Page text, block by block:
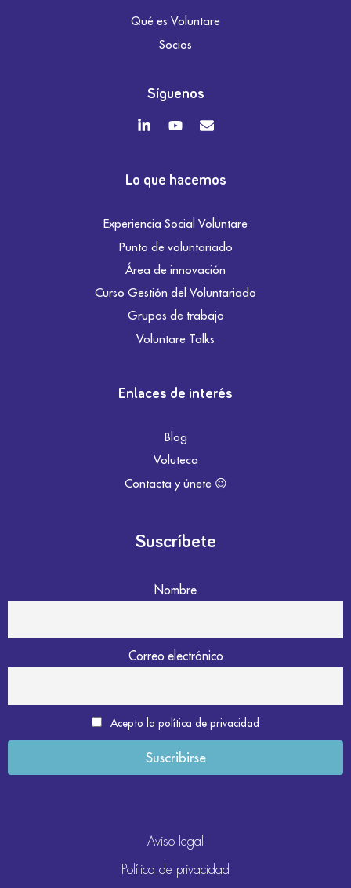
Qué es Voluntare
Socios
Síguenos
Lo que hacemos
Experiencia Social Voluntare
Punto de voluntariado
Área de innovación
Curso Gestión del Voluntariado
Grupos de trabajo
Voluntare Talks
Enlaces de interés
Blog
Voluteca
Contacta y únete 😉
Suscríbete
Nombre
Correo electrónico
Acepto la política de privacidad
Aviso legal
Política de privacidad